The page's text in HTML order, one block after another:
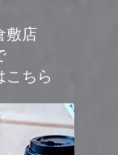
敷店
こちら